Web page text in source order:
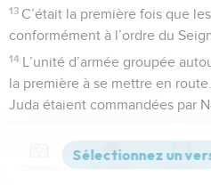
13 C’était la première fois que
conformément à l’ordre du
14 L’unité d’armée groupée
la première à se mettre en
Juda étaient commandées par
et celles de la tribu de
Versions Commentaires